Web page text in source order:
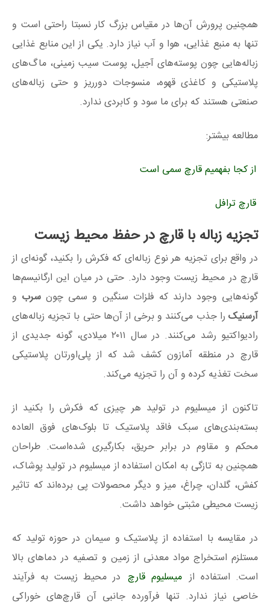
همچنین پرورش آن‌ها در مقیاس بزرگ کار نسبتا راحتی است و
تنها به منبع غذایی، هوا و آب نیاز دارد. یکی از این منابع غذایی
زباله‌هایی چون پوسته‌های آجیل، پوست سیب زمینی، ماگ‌های
پلاستیکی و کاغذی قهوه، منسوجات دورریز و حتی زباله‌های
صنعتی هستند که برای ما سود و کابردی ندارد.
مطالعه بیشتر:
از کجا بفهمیم قارچ سمی است
قارچ ترافل
تجزیه زباله با قارچ در حفظ محیط زیست
در واقع برای تجزیه هر نوع زباله‌ای که فکرش را بکنید، گونه‌ای از
قارچ‌ در محیط زیست وجود دارد. حتی در میان این ارگانیسم‌ها
گونه‌هایی وجود دارند که فلزات سنگین و سمی چون سرب و
آرسنیک را جذب می‌کنند و برخی از آن‌ها حتی با تجزیه زباله‌های
رادیواکتیو رشد می‌کنند. در سال ۲۰۱۱ میلادی، گونه‌ جدیدی از
قارچ در منطقه آمازون کشف شد که از پلی‌اورتان پلاستیکی
سخت تغذیه کرده و آن را تجزیه می‌کند.
تاکنون از میسلیوم در تولید هر چیزی که فکرش را بکنید از
بسته‌بندی‌های سبک فاقد پلاستیک تا بلوک‌های فوق العاده
محکم و مقاوم در برابر حریق، بکارگیری شده‌است. طراحان
همچنین به تازگی به امکان استفاده از میسلیوم در تولید پوشاک،
کفش، گلدان، چراغ، میز و دیگر محصولات پی برده‌اند که تاثیر
زیست محیطی مثبتی خواهد داشت.
در مقایسه با استفاده از پلاستیک و سیمان در حوزه تولید که
مستلزم استخراج مواد معدنی از زمین و تصفیه در دماهای بالا
است. استفاده از میسلیوم قارچ‌ در محیط زیست به فرآیند
خاصی نیاز ندارد. تنها فرآورده جانبی آن قارچ‌های خوراکی